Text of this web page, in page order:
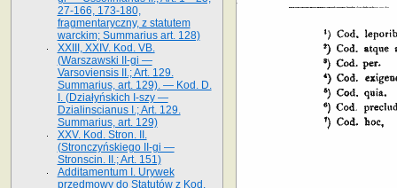
27-166, 173-180,
fragmentaryczny, z statutem
warckim; Summarius art. 128)
XXIII, XXIV. Kod. VB.
(Warszawski II-gi —
Varsoviensis II.; Art. 129.
Summarius, art. 129). — Kod. D.
I. (Działyńskich I-szy —
Dzialinscianus I.; Art. 129.
Summarius, art. 129)
XXV. Kod. Stron. II.
(Stronczyńskiego II-gi —
Stronscin. II.; Art. 151)
Additamentum I. Urywek
przedmowy do Statutów z Kod.